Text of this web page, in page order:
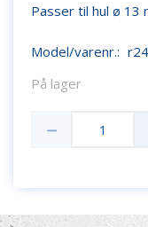
Passer til hul ø 13
Model/varenr.:
På lager